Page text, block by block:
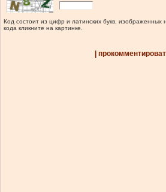
Код состоит из цифр и латинских букв, изображенных
кода кликните на картинке.
|